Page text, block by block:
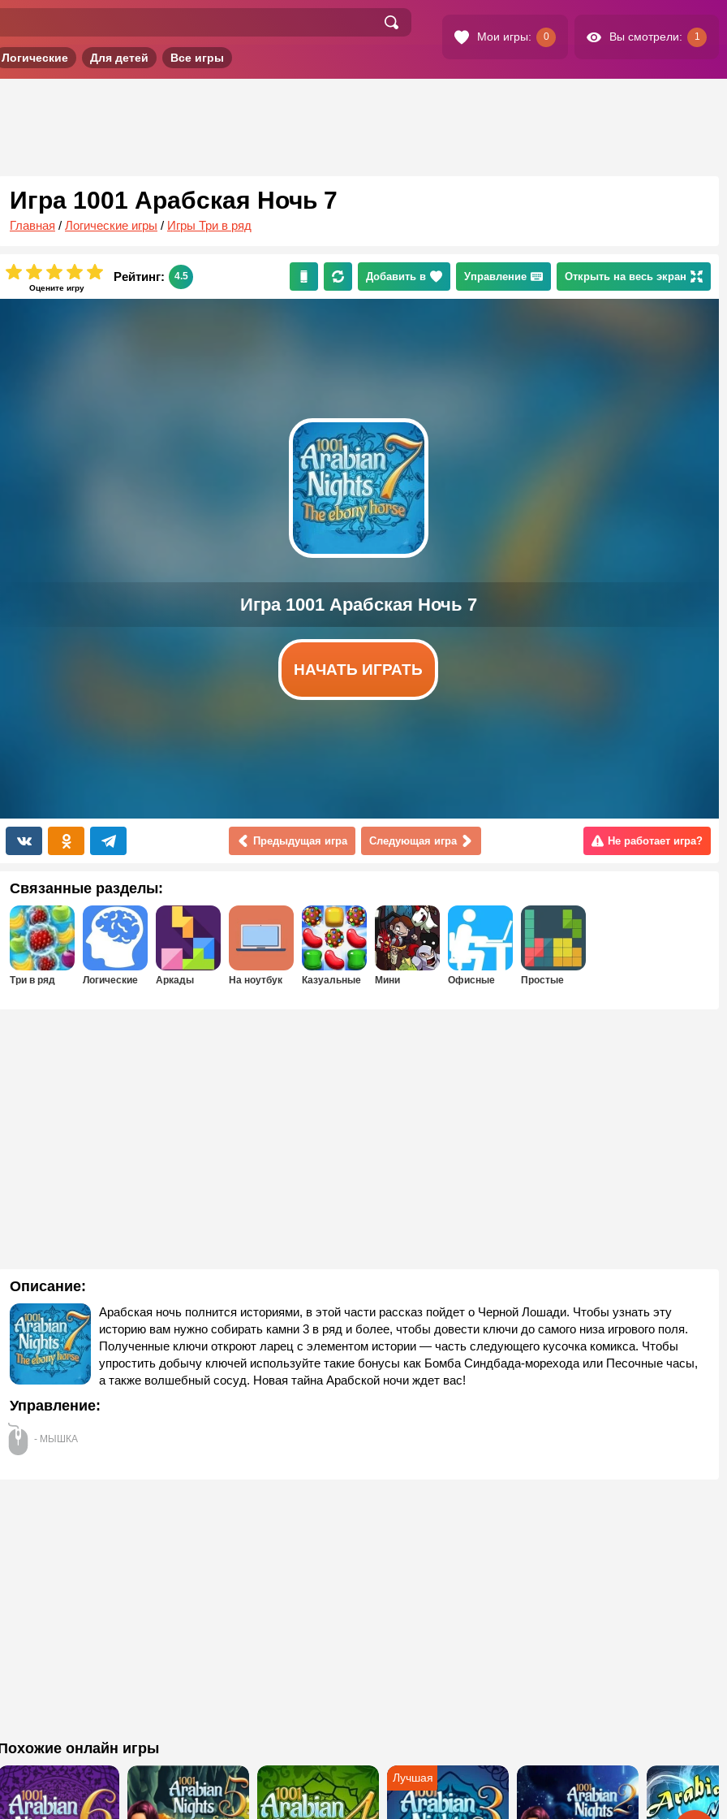
Мои игры: 0 Вы смотрели: 1
Логические Для детей Все игры
Игра 1001 Арабская Ночь 7
Главная / Логические игры / Игры Три в ряд
Оцените игру
Рейтинг: 4.5 Добавить в Управление Открыть на весь экран
НАЧАТЬ ИГРАТЬ
Предыдущая игра Следующая игра Не работает игра?
Связанные разделы:
Три в ряд Логические Аркады На ноутбук Казуальные Мини Офисные Простые
Описание:
Арабская ночь полнится историями, в этой части рассказ пойдет о Черной Лошади. Чтобы узнать эту
историю вам нужно собирать камни 3 в ряд и более, чтобы довести ключи до самого низа игрового поля.
Полученные ключи откроют ларец с элементом истории — часть следующего кусочка комикса. Чтобы
упростить добычу ключей используйте такие бонусы как Бомба Синдбада-морехода или Песочные часы,
а также волшебный сосуд. Новая тайна Арабской ночи ждет вас!
Управление:
- МЫШКА
онлайн игры